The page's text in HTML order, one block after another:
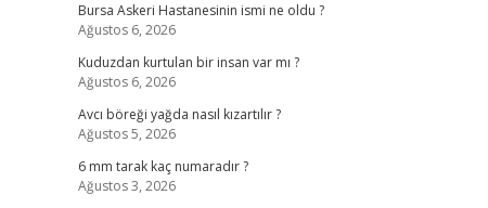
Bursa Askeri Hastanesinin ismi ne oldu ?
Ağustos 6, 2026
Kuduzdan kurtulan bir insan var mı ?
Ağustos 6, 2026
Avcı böreği yağda nasıl kızartılır ?
Ağustos 5, 2026
6 mm tarak kaç numaradır ?
Ağustos 3, 2026